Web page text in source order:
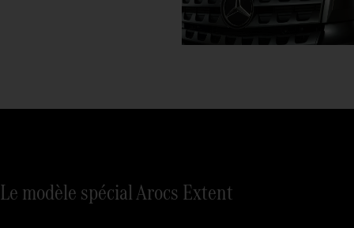
Le modèle spécial Arocs Extent